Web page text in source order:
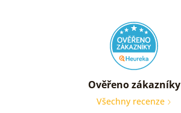
Ověřeno zákazníky
Všechny recenze